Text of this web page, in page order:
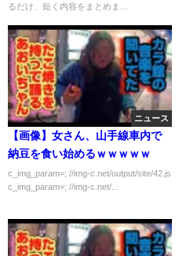
るだけ、短く内容をまとめま...
ニュース
【画像】女さん、山手線車内で
納豆を食い始めるｗｗｗｗｗ
c_img_param=; //img-c.net/output/site/42.js
c_img_param=; //img-c.net/...